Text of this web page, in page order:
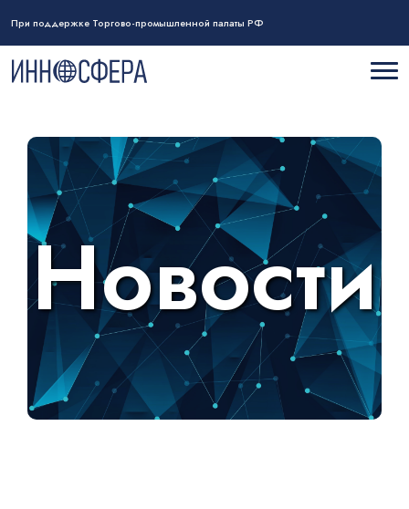
При поддержке Торгово-промышленной палаты РФ
Новости